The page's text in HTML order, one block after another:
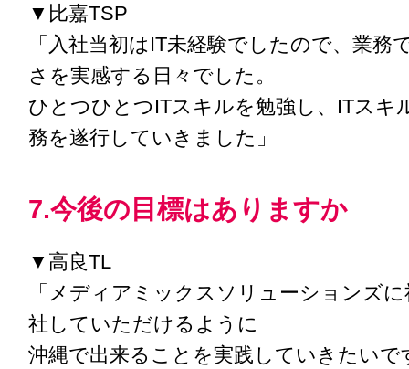
▼比嘉TSP
「入社当初はIT未経験でしたので、業務
さを実感する日々でした。
ひとつひとつITスキルを勉強し、ITスキ
務を遂行していきました」
7.今後の目標はありますか
▼高良TL
「メディアミックスソリューションズ
社していただけるように
沖縄で出来ることを実践していきたいで